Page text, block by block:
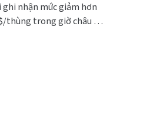
nhận mức giảm hơn
thùng trong giờ châu Á